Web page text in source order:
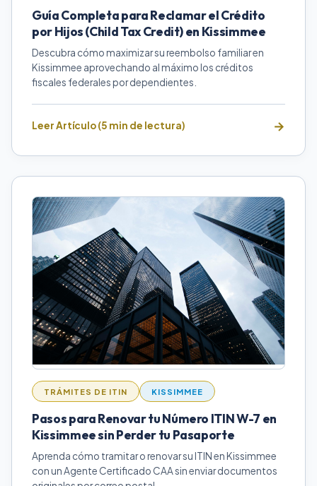
Guía Completa para Reclamar el Crédito
por Hijos (Child Tax Credit) en Kissimmee
Descubra cómo maximizar su reembolso familiar en
Kissimmee aprovechando al máximo los créditos
fiscales federales por dependientes.
Leer Artículo (5 min de lectura)
TRÁMITES DE ITIN KISSIMMEE
Pasos para Renovar tu Número ITIN W-7 en
Kissimmee sin Perder tu Pasaporte
Aprenda cómo tramitar o renovar su ITIN en Kissimmee
con un Agente Certificado CAA sin enviar documentos